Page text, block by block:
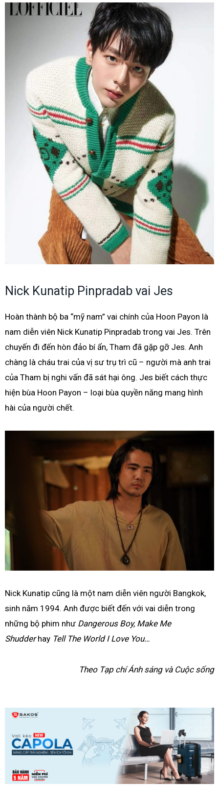
Nick Kunatip Pinpradab vai Jes
Hoàn thành bộ ba “mỹ nam” vai chính của Hoon Payon là
nam diễn viên Nick Kunatip Pinpradab trong vai Jes. Trên
chuyến đi đến hòn đảo bí ẩn, Tham đã gặp gỡ Jes. Anh
chàng là cháu trai của vị sư trụ trì cũ – người mà anh trai
của Tham bị nghi vấn đã sát hại ông. Jes biết cách thực
hiện bùa Hoon Payon – loại bùa quyền năng mang hình
hài của người chết.
Nick Kunatip cũng là một nam diễn viên người Bangkok,
sinh năm 1994. Anh được biết đến với vai diễn trong
những bộ phim như Dangerous Boy, Make Me
Shudderhay Tell The World I Love You…
Theo Tạp chí Ánh sáng và Cuộc sống